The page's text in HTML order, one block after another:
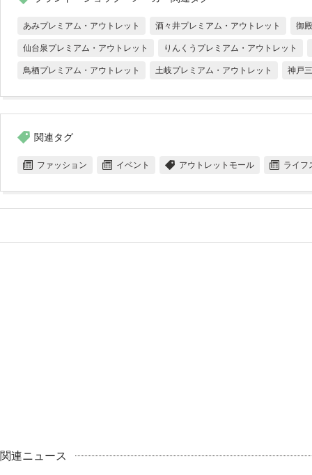
あみプレミアム・アウトレット 酒々井プレミアム・アウトレット
御
仙台泉プレミアム・アウトレット
りんくうプレミアム・アウトレット
鳥栖プレミアム・アウトレット
土岐プレミアム・アウトレット 神戸
関連タグ
ファッション イベント アウトレットモール ライフ
関連ニュース